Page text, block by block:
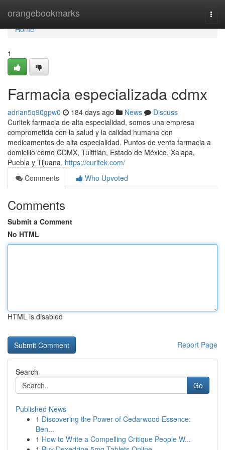
orangebookmarks
Home
Home
1
Farmacia especializada cdmx
adrian5q90gpw0 184 days ago News
Discuss
Curitek farmacia de alta especialidad, somos una empresa
comprometida con la salud y la calidad humana con
medicamentos de alta especialidad. Puntos de venta farmacia a
domicilio como CDMX, Tultitlán, Estado de México, Xalapa,
Puebla y Tijuana. https://curitek.com/
Comments
Who Upvoted
Comments
Submit a Comment
No HTML
HTML is disabled
Report Page
Search
Go
Published News
1 Discovering the Power of Cedarwood Essence:
Ben...
1 How to Write a Compelling Critique People W...